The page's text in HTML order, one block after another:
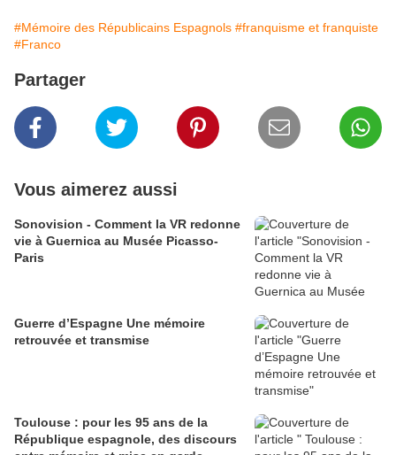
#Mémoire des Républicains Espagnols #franquisme et franquiste
#Franco
Partager
Vous aimerez aussi
Sonovision - Comment la VR redonne
vie à Guernica au Musée Picasso-
Paris
Guerre d’Espagne Une mémoire
retrouvée et transmise
Toulouse : pour les 95 ans de la
République espagnole, des discours